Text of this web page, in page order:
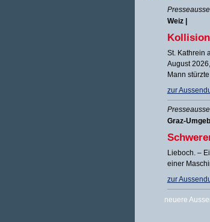
Weiz |
St. Kathrein
August
Mann
zur
Graz-
Lieboch. –
einer
zur
neuere